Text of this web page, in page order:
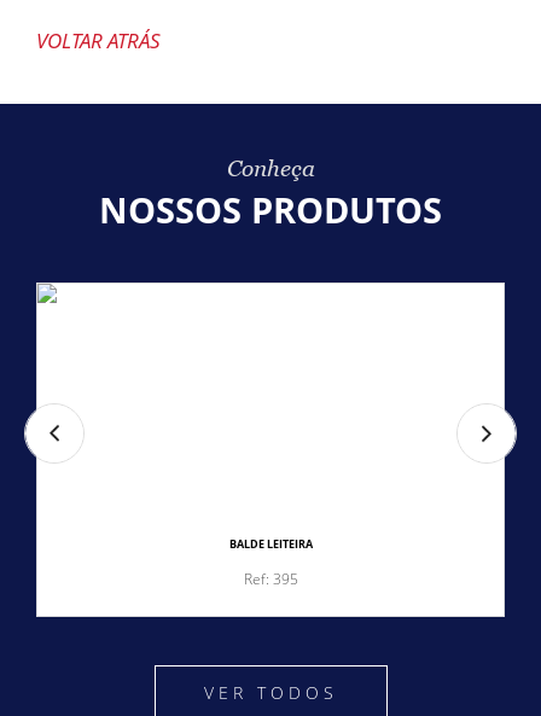
VOLTAR ATRÁS
Conheça
NOSSOS PRODUTOS
BALDE LEITEIRA
Ref: 395
VER TODOS